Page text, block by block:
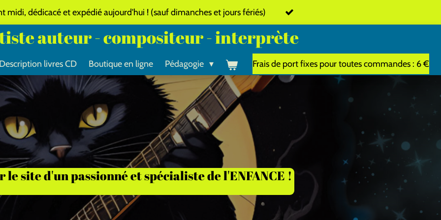
midi, dédicacé et expédié aujourd'hui ! (sauf dimanches et jours fériés)
auteur - compositeur - interprète
Description livres CD Boutique en ligne Pédagogie Frais de port fixes pour toutes commandes : 6 €
le site d'un passionné et spécialiste de l'ENFANCE !